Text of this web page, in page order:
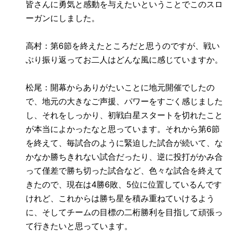
皆さんに勇気と感動を与えたいということでこのスロ
ーガンにしました。
高村：第6節を終えたところだと思うのですが、戦い
ぶり振り返ってお二人はどんな風に感じていますか。
松尾：開幕からありがたいことに地元開催でしたの
で、地元の大きなご声援、パワーをすごく感じました
し、それをしっかり、初戦白星スタートを切れたこと
が本当によかったなと思っています。それから第6節
を終えて、毎試合のように緊迫した試合が続いて、な
かなか勝ちきれない試合だったり、逆に投打がかみ合
って僅差で勝ち切った試合など、色々な試合を終えて
きたので、現在は4勝6敗、 5位に位置しているんです
けれど、これからは勝ち星を積み重ねていけるよう
に、そしてチームの目標の二桁勝利を目指して頑張っ
て行きたいと思っています。